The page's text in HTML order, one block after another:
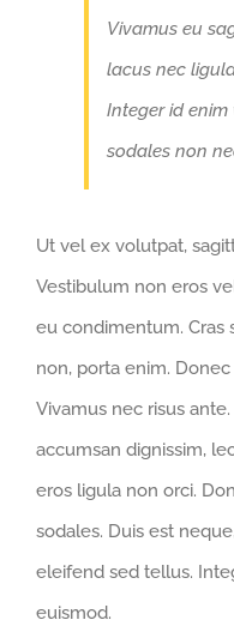
Vivamus eu
lacus nec
Integer id
sodales non
Ut vel ex volutpat,
Vestibulum non eros
eu condimentum. Cras
non, porta enim.
Vivamus nec risus
accumsan dignissim,
eros ligula non orci.
sodales. Duis est
eleifend sed tellus.
euismod.